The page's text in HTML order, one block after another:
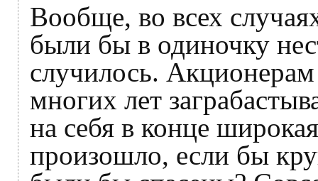
Вообще, во всех
были бы в одиночку
случилось.
многих лет
на себя в конце
произошло, если бы